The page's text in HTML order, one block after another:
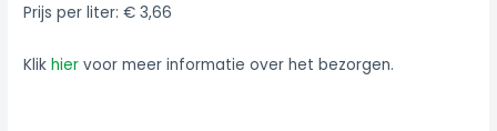
Prijs per liter: € 3,66
Klikhier voor meer informatie over het bezorgen.